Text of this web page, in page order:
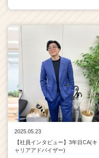
2025.05.23
【社員インタビュー】3年目CA(キ
ャリアアドバイザー)